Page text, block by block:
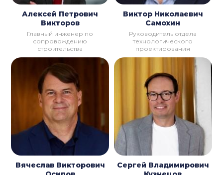
Алексей Петрович
Викторов
Главный инженер по
сопровождению
строительства
Виктор Николаевич
Самохин
Руководитель отдела
технологического
проектирования
Вячеслав Викторович
Сергей Владимирович